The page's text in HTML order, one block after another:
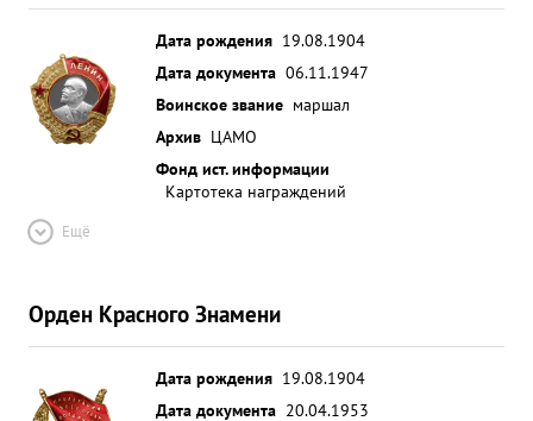
Дата рождения 19.08.1904
Дата документа 06.11.1947
Воинское звание маршал
Архив ЦАМО
Фонд ист. информации
Картотека награждений
Ещё
Орден Красного Знамени
Дата рождения 19.08.1904
Дата документа 20.04.1953